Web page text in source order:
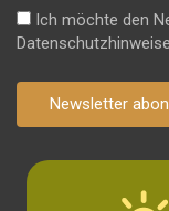
Ich möchte den
Newsletter